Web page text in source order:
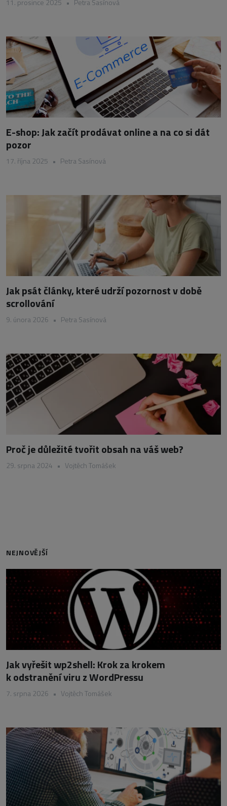
11. prosince 2025 • Petra Sasínová
E-shop: Jak začít prodávat online a na co si dát
pozor
17. října 2025 • Petra Sasínová
Jak psát články, které udrží pozornost v době
scrollování
9. února 2026 • Petra Sasínová
Proč je důležité tvořit obsah na váš web?
29. srpna 2024 • Vojtěch Tomášek
NEJNOVĚJŠÍ
Jak vyřešit wp2shell: Krok za krokem
k odstranění viru z WordPressu
7. srpna 2026 • Vojtěch Tomášek